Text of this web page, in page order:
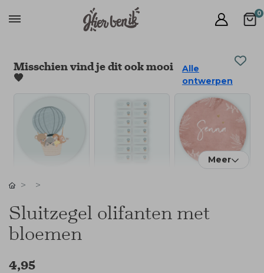
0
Misschien vind je dit ook mooi
🧡
Alle
ontwerpen
Meer
Sluitzegel olifanten met
bloemen
4,95